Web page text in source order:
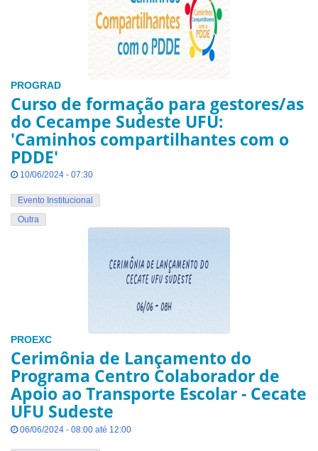
PROGRAD
Curso de formação para gestores/as
do Cecampe Sudeste UFU:
'Caminhos compartilhantes com o
PDDE'
10/06/2024 - 07:30
Evento Institucional
Outra
PROEXC
Cerimônia de Lançamento do
Programa Centro Colaborador de
Apoio ao Transporte Escolar - Cecate
UFU Sudeste
06/06/2024 - 08:00 até 12:00